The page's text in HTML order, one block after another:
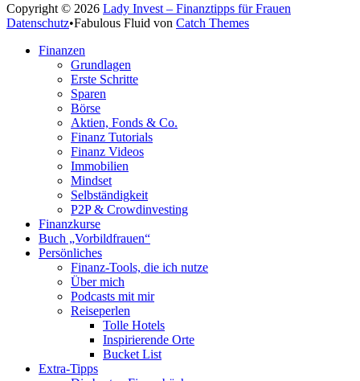
Copyright © 2026 Lady Invest – Finanztipps für Frauen
Datenschutz•Fabulous Fluid von Catch Themes
oben
Finanzen
Grundlagen
Erste Schritte
Sparen
Börse
Aktien, Fonds & Co.
Finanz Tutorials
Finanz Videos
Immobilien
Mindset
Selbständigkeit
P2P & Crowdinvesting
Finanzkurse
Buch „Vorbildfrauen“
Persönliches
Finanz-Tools, die ich nutze
Über mich
Podcasts mit mir
Reiseperlen
Tolle Hotels
Inspirierende Orte
Bucket List
Extra-Tipps